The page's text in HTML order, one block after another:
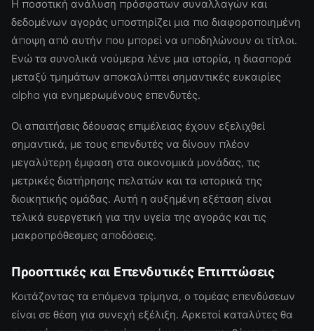
Η ποσοτική ανάλυση πρόσφατων συναλλαγών και
δεδομένων αγοράς υποστηρίζει μια πιο διαφοροποιημένη
άποψη από αυτήν που μπορεί να υποδηλώνουν οι τίτλοι.
Ενώ τα συνολικά νούμερα λένε μια ιστορία, η διασπορά
μεταξύ τμημάτων αποκαλύπτει σημαντικές ευκαιρίες
alpha για ενημερωμένους επενδυτές.
Οι απαιτήσεις δέουσας επιμέλειας έχουν εξελιχθεί
σημαντικά, με τους επενδυτές να δίνουν πλέον
μεγαλύτερη έμφαση στα οικονομικά μονάδας, τις
μετρικές διατήρησης πελατών και τα ιστορικά της
διοικητικής ομάδας. Αυτή η αυξημένη εξέταση είναι
τελικά ευεργετική για την υγεία της αγοράς και τις
μακροπρόθεσμες αποδόσεις.
Προοπτικές και Επενδυτικές Επιπτώσεις
Κοιτάζοντας τα επόμενα τρίμηνα, ο τομέας επενδύσεων
είναι σε θέση για συνεχή εξέλιξη. Αρκετοί καταλύτες θα